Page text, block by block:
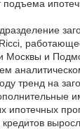
Москвы и
тренд на
ипотечных